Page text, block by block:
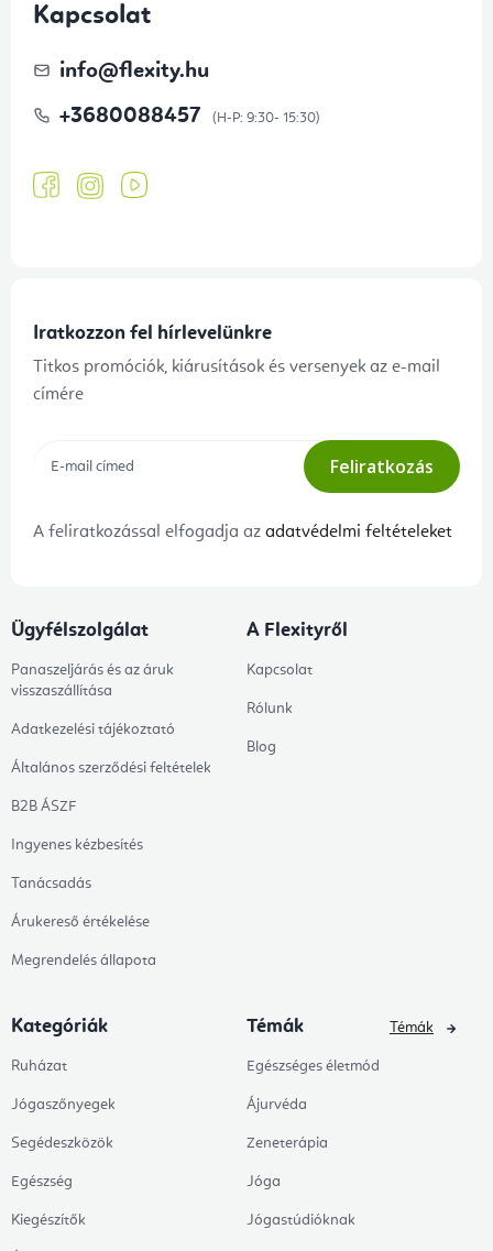
Kapcsolat
info@flexity.hu
+3680088457
Iratkozzon fel hírlevelünkre
Titkos promóciók, kiárusítások és versenyek az e-mail
címére
Feliratkozás
A feliratkozással elfogadja az adatvédelmi feltételeket
Ügyfélszolgálat
Panaszeljárás és az áruk
visszaszállítása
Adatkezelési tájékoztató
Általános szerződési feltételek
B2B ÁSZF
Ingyenes kézbesítés
Tanácsadás
Árukereső értékelése
Megrendelés állapota
A Flexityről
Kapcsolat
Rólunk
Blog
Kategóriák
Ruházat
Jógaszőnyegek
Segédeszközök
Egészség
Kiegészítők
Témák
Egészséges életmód
Ájurvéda
Zeneterápia
Jóga
Jógastúdióknak
Témák